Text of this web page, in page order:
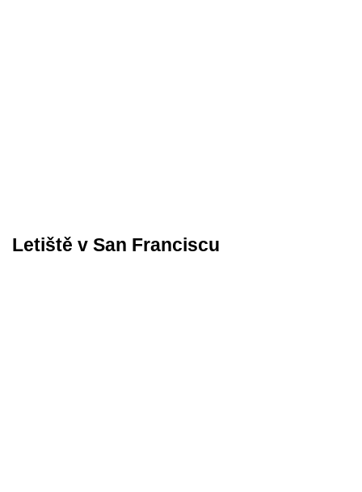
Letiště v San Franciscu